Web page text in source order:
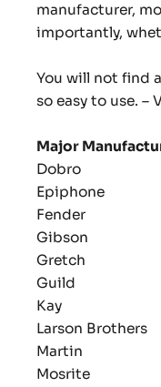
manufacturer,
importantly,
You will not find
so easy to use. –
Major
Dobro
Epiphone
Fender
Gibson
Gretch
Guild
Kay
Larson Brothers
Martin
Mosrite